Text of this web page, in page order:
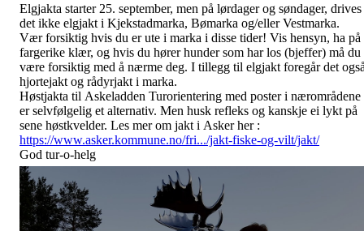
Elgjakta starter 25. september, men på lørdager og søndager, drives
det ikke elgjakt i Kjekstadmarka, Bømarka og/eller Vestmarka.
Vær forsiktig hvis du er ute i marka i disse tider! Vis hensyn, ha på
fargerike klær, og hvis du hører hunder som har los (bjeffer) må du
være forsiktig med å nærme deg. I tillegg til elgjakt foregår det
hjortejakt og rådyrjakt i marka.
Høstjakta til Askeladden Turorientering med poster i nærområdene
er selvfølgelig et alternativ. Men husk refleks og kanskje ei lykt på
sene høstkvelder. Les mer om jakt i Asker her :
https://www.asker.kommune.no/fri.../jakt-fiske-og-vilt/jakt/
God tur-o-helg